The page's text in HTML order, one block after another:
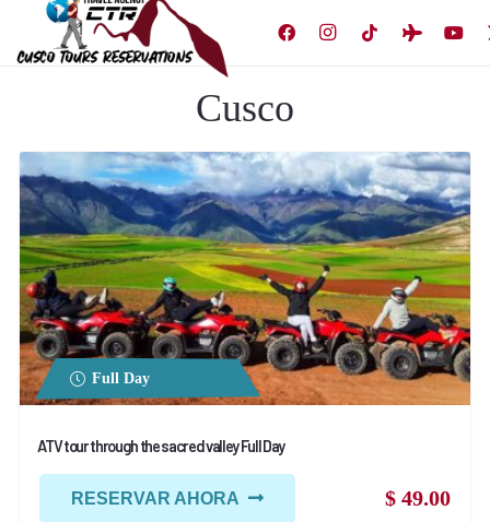
Cusco
Full Day
ATV tour through the sacred valley Full Day
RESERVAR AHORA $49.00